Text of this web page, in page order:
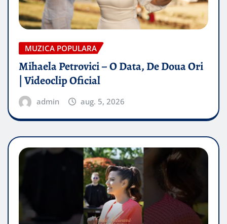
MUZICA POPULARA
Mihaela Petrovici – O Data, De Doua Ori
| Videoclip Oficial
admin aug. 5, 2026